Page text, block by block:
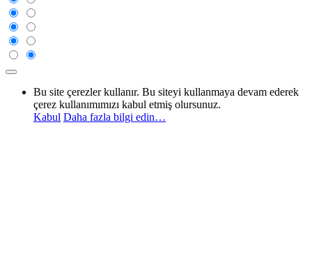
Bu site çerezler kullanır. Bu siteyi kullanmaya devam ederek
çerez kullanımımızı kabul etmiş olursunuz.
Kabul Daha fazla bilgi edin…